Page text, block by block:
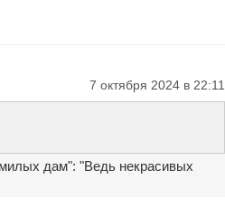
7 октября 2024 в 22:11
дам": "Ведь некрасивых